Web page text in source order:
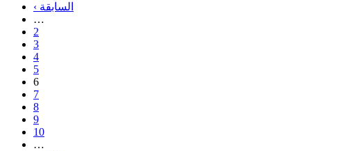
‹ السابقة
…
2
3
4
5
6
7
8
9
10
…